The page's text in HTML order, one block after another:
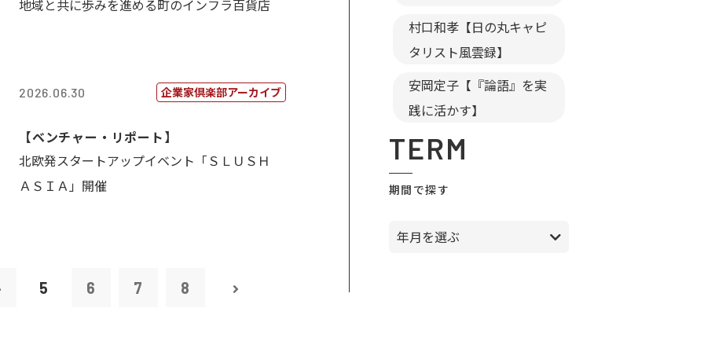
地域と共に歩みを進める町のインフラ百貨店
2026.06.30 企業家倶楽部アーカイブ
【ベンチャー・リポート】
北欧発スタートアップイベント「ＳＬＵＳＨ
ＡＳＩＡ」開催
5 6 7 8
村口和孝【日の丸キャピ
タリスト風雲録】
安岡定子【『論語』を実
践に活かす】
TERM
期間で探す
年月を選ぶ